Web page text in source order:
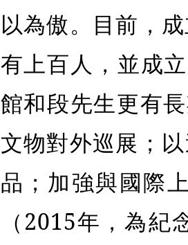
以為傲。目前，
有上百人，並成
館和段先生更有
文物對外巡展；
品；加強與國際
（2015年，為